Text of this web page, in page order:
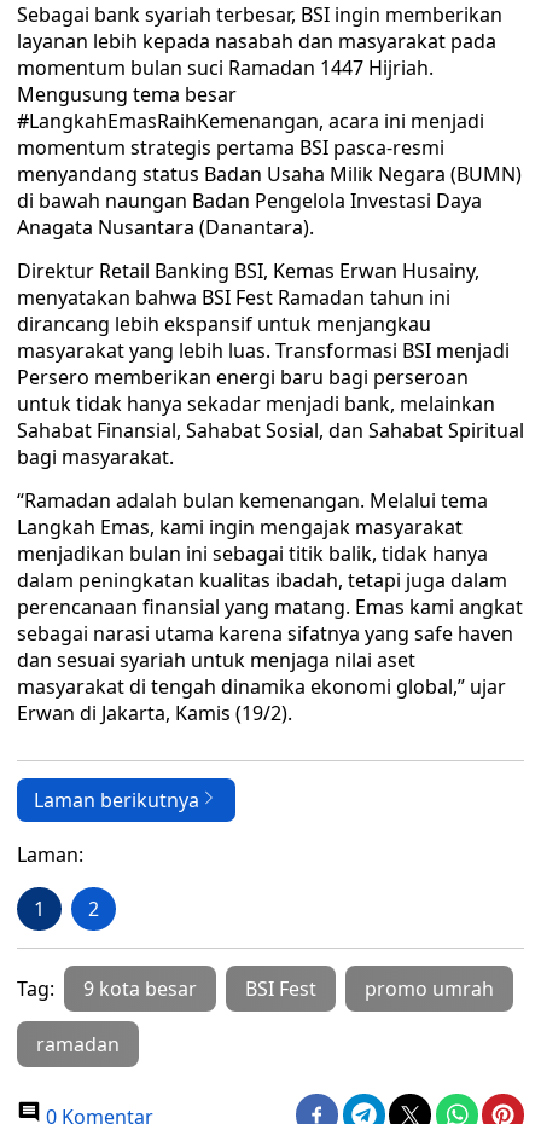
Sebagai bank syariah terbesar, BSI ingin memberikan
layanan lebih kepada nasabah dan masyarakat pada
momentum bulan suci Ramadan 1447 Hijriah.
Mengusung tema besar
#LangkahEmasRaihKemenangan, acara ini menjadi
momentum strategis pertama BSI pasca-resmi
menyandang status Badan Usaha Milik Negara (BUMN)
di bawah naungan Badan Pengelola Investasi Daya
Anagata Nusantara (Danantara).
Direktur Retail Banking BSI, Kemas Erwan Husainy,
menyatakan bahwa BSI Fest Ramadan tahun ini
dirancang lebih ekspansif untuk menjangkau
masyarakat yang lebih luas. Transformasi BSI menjadi
Persero memberikan energi baru bagi perseroan
untuk tidak hanya sekadar menjadi bank, melainkan
Sahabat Finansial, Sahabat Sosial, dan Sahabat Spiritual
bagi masyarakat.
“Ramadan adalah bulan kemenangan. Melalui tema
Langkah Emas, kami ingin mengajak masyarakat
menjadikan bulan ini sebagai titik balik, tidak hanya
dalam peningkatan kualitas ibadah, tetapi juga dalam
perencanaan finansial yang matang. Emas kami angkat
sebagai narasi utama karena sifatnya yang safe haven
dan sesuai syariah untuk menjaga nilai aset
masyarakat di tengah dinamika ekonomi global,” ujar
Erwan di Jakarta, Kamis (19/2).
Laman berikutnya
Laman:
1 2
Tag: 9 kota besar BSI Fest promo umrah
ramadan
0 Komentar